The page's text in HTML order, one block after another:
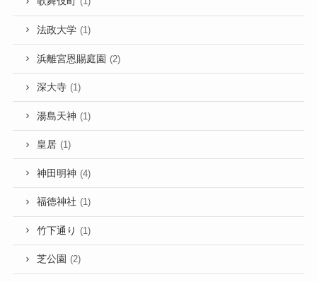
法政大学 (1)
浜離宮恩賜庭園 (2)
深大寺 (1)
湯島天神 (1)
皇居 (1)
神田明神 (4)
福徳神社 (1)
竹下通り (1)
芝公園 (2)